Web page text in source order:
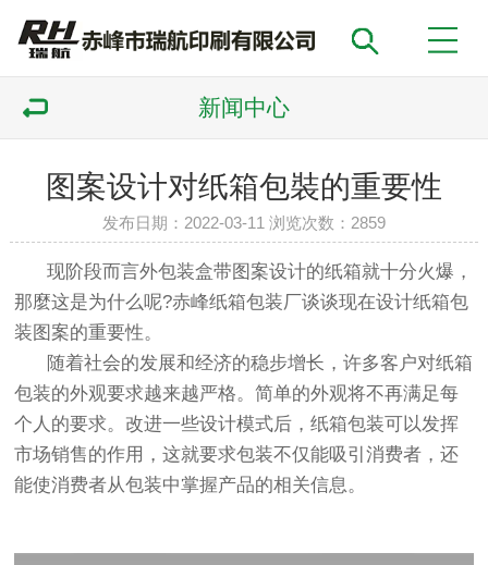
新闻中心
图案设计对纸箱包裝的重要性
发布日期：2022-03-11 浏览次数： 2859
现阶段而言外包装盒带图案设计的纸箱就十分火爆，
那麼这是为什么呢?赤峰纸箱包装厂谈谈现在设计纸箱包
装图案的重要性。
随着社会的发展和经济的稳步增长，许多客户对纸箱
包装的外观要求越来越严格。简单的外观将不再满足每
个人的要求。改进一些设计模式后，纸箱包装可以发挥
市场销售的作用，这就要求包装不仅能吸引消费者，还
能使消费者从包装中掌握产品的相关信息。